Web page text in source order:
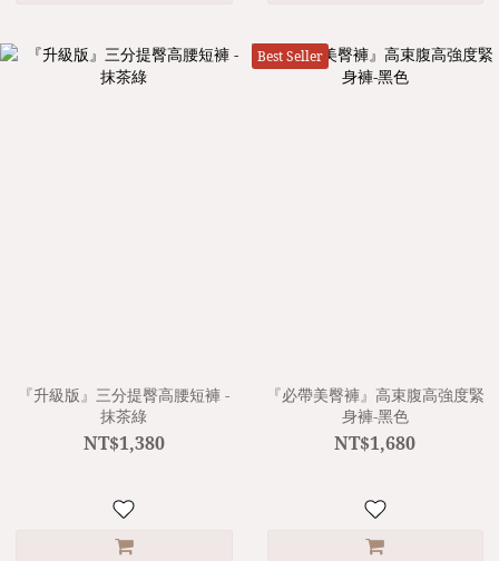
『升級版』三分提臀高腰短褲 -
抹茶綠
NT$1,380
Best Seller
『必帶美臀褲』高束腹高強度緊
身褲-黑色
NT$1,680